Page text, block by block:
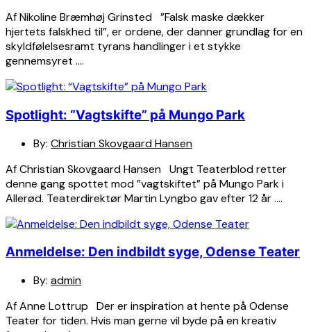
Af Nikoline Bræmhøj Grinsted ”Falsk maske dækker
hjertets falskhed til”, er ordene, der danner grundlag for en
skyldfølelsesramt tyrans handlinger i et stykke
gennemsyret ….
Spotlight: “Vagtskifte” på Mungo Park
By: Christian Skovgaard Hansen
Af Christian Skovgaard Hansen Ungt Teaterblod retter
denne gang spottet mod ”vagtskiftet” på Mungo Park i
Allerød. Teaterdirektør Martin Lyngbo gav efter 12 år ….
Anmeldelse: Den indbildt syge, Odense Teater
By: admin
Af Anne Lottrup Der er inspiration at hente på Odense
Teater for tiden. Hvis man gerne vil byde på en kreativ